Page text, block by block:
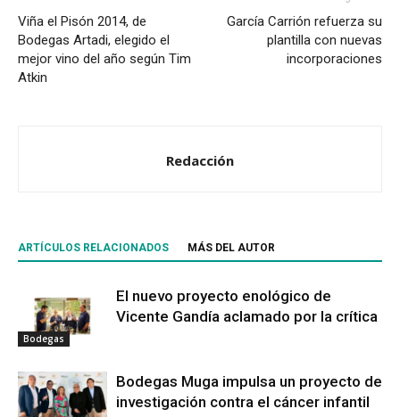
Viña el Pisón 2014, de
Bodegas Artadi, elegido el
mejor vino del año según Tim
Atkin
García Carrión refuerza su
plantilla con nuevas
incorporaciones
Redacción
ARTÍCULOS RELACIONADOS MÁS DEL AUTOR
Bodegas
El nuevo proyecto enológico de
Vicente Gandía aclamado por la crítica
Bodegas Muga impulsa un proyecto de
investigación contra el cáncer infantil